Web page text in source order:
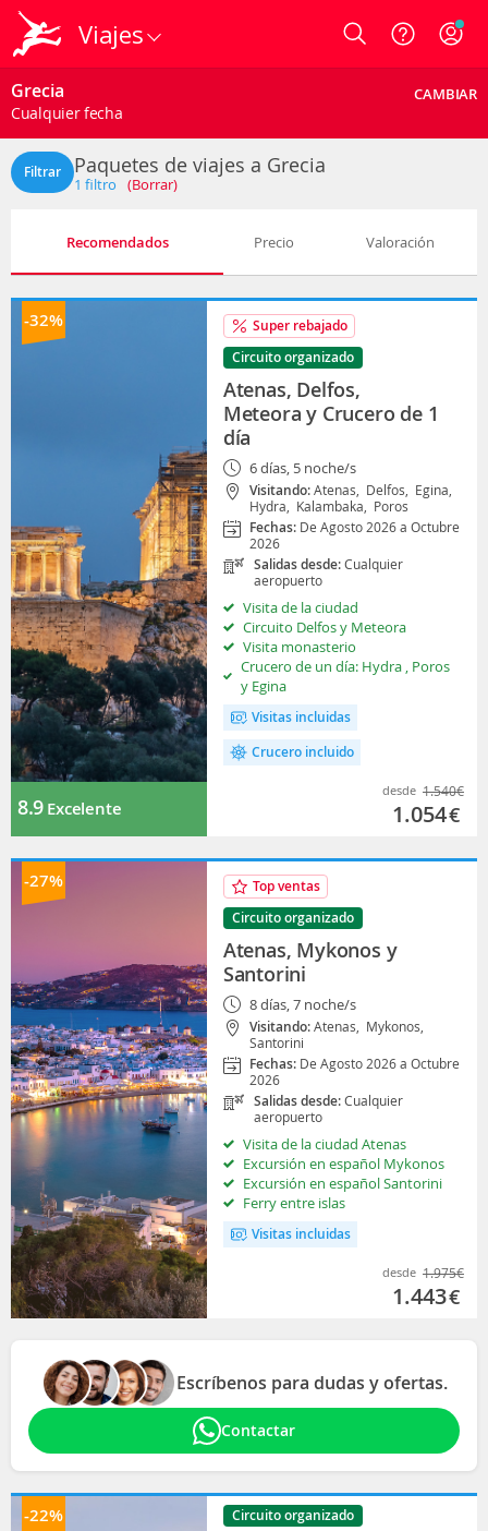
Viajes Login
Grecia
Cualquier fecha
CAMBIAR
Filtrar Paquetes de viajes a Grecia
1 filtro (Borrar)
Recomendados Precio Valoración
-32%
8.9Excelente
Super rebajado
Circuito organizado
Atenas, Delfos,
Meteora y Crucero de 1
día
6 días, 5 noche/s
Visitando:Atenas, Delfos, Egina,
Hydra, Kalambaka, Poros
Fechas: De Agosto 2026 a Octubre
2026
Salidas desde:Cualquier
aeropuerto
Visita de la ciudad
Circuito Delfos y Meteora
Visita monasterio
Crucero de un día: Hydra , Poros
y Egina
Visitas incluidas
Crucero incluido
desde 1.540€
1.054€
-27%
Top ventas
Circuito organizado
Atenas, Mykonos y
Santorini
8 días, 7 noche/s
Visitando:Atenas, Mykonos,
Santorini
Fechas: De Agosto 2026 a Octubre
2026
Salidas desde:Cualquier
aeropuerto
Visita de la ciudad Atenas
Excursión en español Mykonos
Excursión en español Santorini
Ferry entre islas
Visitas incluidas
desde 1.975€
1.443€
Escríbenos para dudas y ofertas.
Contactar
-22% Circuito organizado